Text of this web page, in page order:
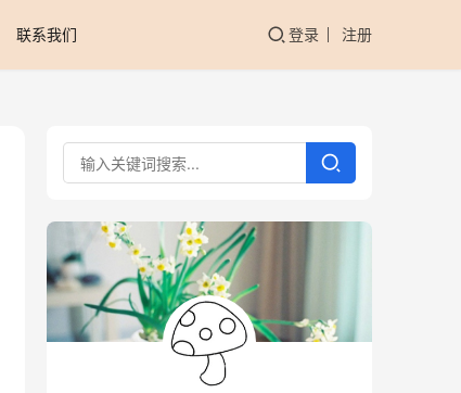
联系我们 登录 注册